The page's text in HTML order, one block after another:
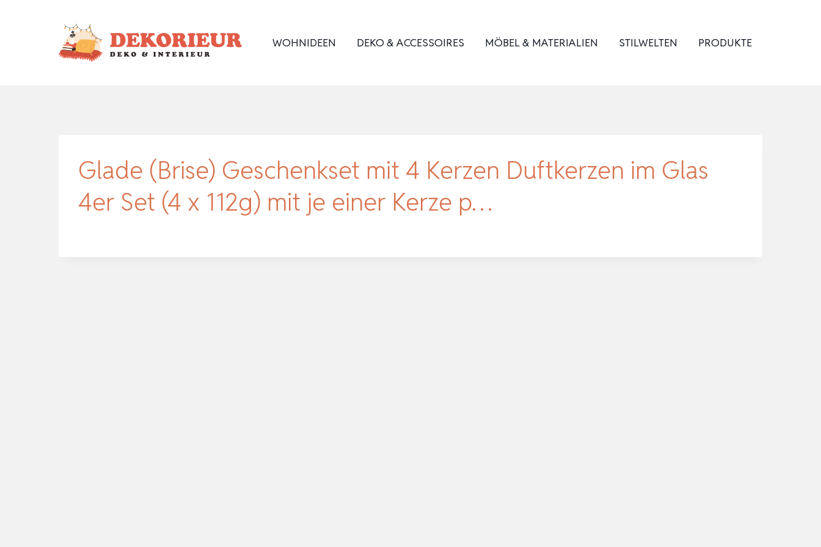
WOHNIDEEN DEKO & ACCESSOIRES MÖBEL & MATERIALIEN STILWELTEN PRODUKTE
Glade (Brise) Geschenkset mit 4 Kerzen Duftkerzen im Glas
4er Set (4 x 112g) mit je einer Kerze p…